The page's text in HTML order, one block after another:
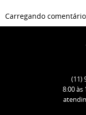
Carregando
(11)
8:00 às